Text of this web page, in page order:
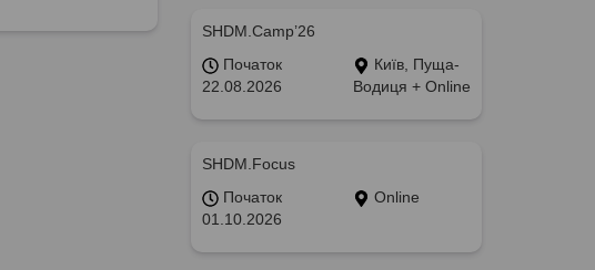
SHDM.Camp’26
Початок
22.08.2026
Київ, Пуща-
Водиця + Online
SHDM.Focus
Початок
01.10.2026
Online